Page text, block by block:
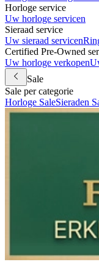
Horloge service
Uw horloge servicen
Sieraad service
Uw sieraad servicen
Certified Pre-Owned
Uw horloge verkopen
Sale
Sale per categorie
Horloge SaleSieraden